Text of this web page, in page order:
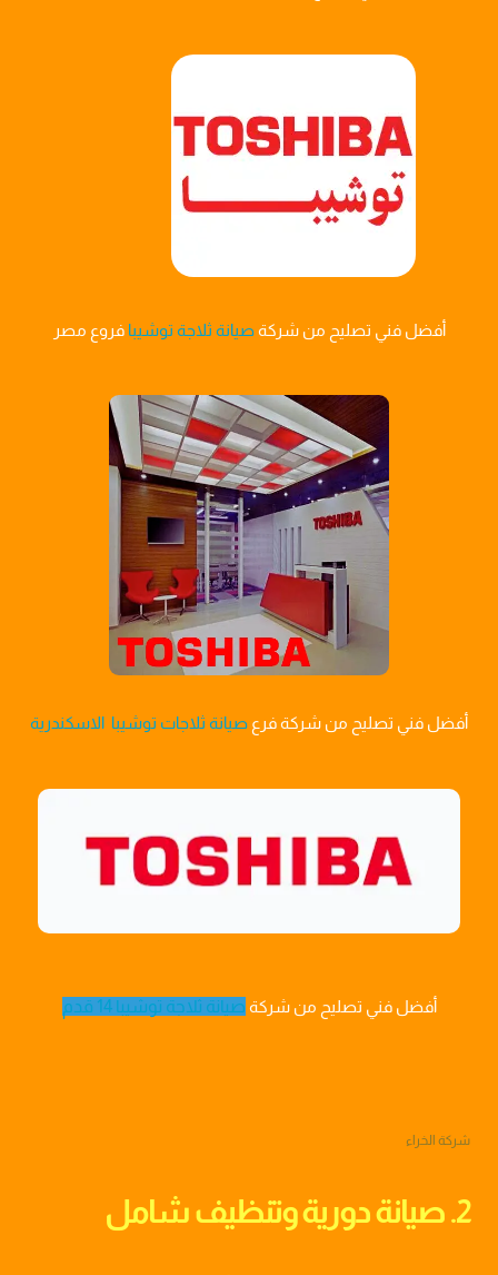
أفضل فني تصليح من شركةصيانة ثلاجة توشيبا فروع مصر
أفضل فني تصليح من شركة فرع صيانة ثلاجات توشيبا الاسكندرية
أفضل فني تصليح من شركة صيانة ثلاجة توشيبا 14 قدم
شركة الخراء
2. صيانة دورية وتنظيف شامل